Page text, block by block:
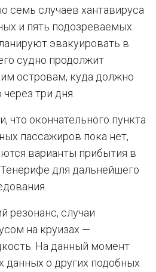
семь случаев хантавируса
и пять подозреваемых.
эвакуировать в
судно продолжит
островам, куда должно
три дня.
что окончательного пункта
пассажиров пока нет,
варианты прибытия в
для дальнейшего
резонанс, случаи
на круизах —
На данный момент
данных о других подобных